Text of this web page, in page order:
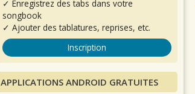
✓ Enregistrez des tabs dans votre
songbook
✓ Ajouter des tablatures, reprises, etc.
Inscription
APPLICATIONS ANDROID GRATUITES